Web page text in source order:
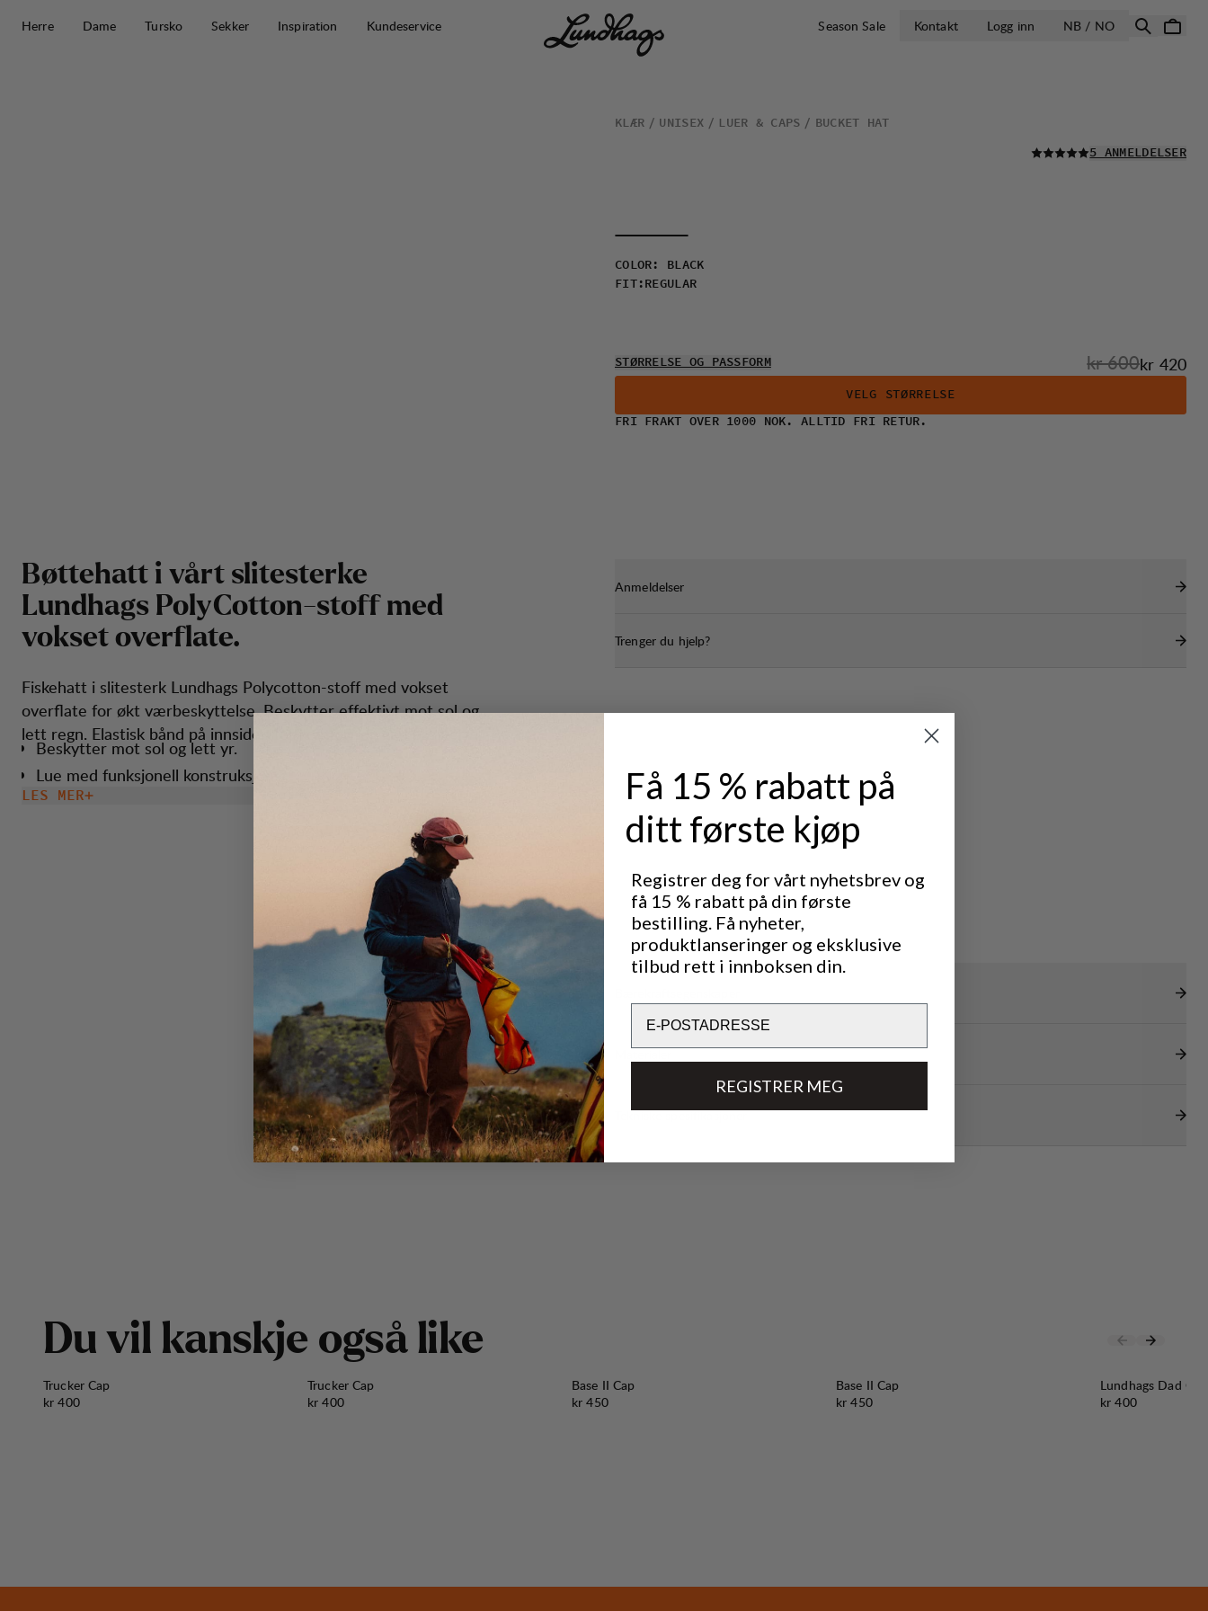
Herre
Dame Tursko Sekker Inspiration Kundeservice Season Sale Kontakt Logg inn NB / NOÅPNE VELG
KLÆR UNISEX LUER & CAPS BUCKET HAT
LES ALLE
5 ANMELDELSER
COLOR :
BLACK
FIT: REGULAR
STØRRELSE OG PASSFORM Originalpris:
kr 600Salgspris
kr 420
VELG STØRRELSE
FRI FRAKT OVER 1000 NOK. ALLTID FRI RETUR.
Bøttehatt i vårt slitesterke
Lundhags PolyCotton-stoff med
vokset overflate.
Fiskehatt i slitesterk Lundhags Polycotton-stoff med vokset
overflate for økt værbeskyttelse. Beskytter effektivt mot sol og
lett regn. Elastisk bånd på innsiden for komfort og god passform.
Beskytter mot sol og lett yr.
Lue med funksjonell konstruksjon
LES MER
Anmeldelser
Trenger du hjelp?
Materialer
Tekniske spesifikasjoner
Du vil kanskje også like
Trucker Cap
Pris:
kr 400
Trucker Cap
Pris:
kr 400
Base II Cap
Pris:
kr 450
Base II Cap
Pris:
kr 450
Lundhags Dad Cap
Pris:
kr 400
Få 15 % rabatt på
ditt første kjøp
Registrer deg for vårt nyhetsbrev og
få 15 % rabatt på din første
bestilling. Få nyheter,
produktlanseringer og eksklusive
tilbud rett i innboksen din.
REGISTRER MEG